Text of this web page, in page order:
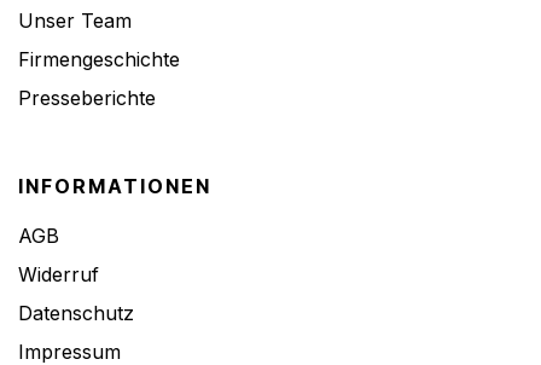
Unser Team
Firmengeschichte
Presseberichte
INFORMATIONEN
AGB
Widerruf
Datenschutz
Impressum